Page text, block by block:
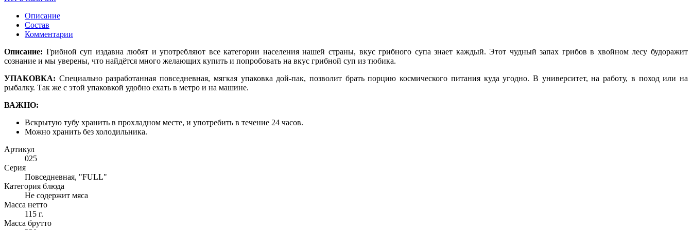
Описание
Состав
Комментарии
Описание: Грибной суп издавна любят и употребляют все категории населения нашей страны, вкус грибного супа знает каждый. Этот чудный запах грибов в хвойном лесу будоражит
сознание и мы уверены, что найдётся много желающих купить и попробовать на вкус грибной суп из тюбика.
УПАКОВКА: Специально разработанная повседневная, мягкая упаковка дой-пак, позволит брать порцию космического питания куда угодно. В университет, на работу, в поход или на
рыбалку. Так же с этой упаковкой удобно ехать в метро и на машине.
ВАЖНО:
Вскрытую тубу хранить в прохладном месте, и употребить в течение 24 часов.
Можно хранить без холодильника.
Артикул
025
Серия
Повседневная, "FULL"
Категория блюда
Не содержит мяса
Масса нетто
115 г.
Масса брутто